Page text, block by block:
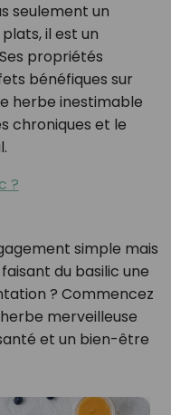
seulement un
il est un
propriétés
bénéfiques sur
herbe inestimable
chroniques et le
?
simple mais
du basilic une
? Commencez
merveilleuse
et un bien-être